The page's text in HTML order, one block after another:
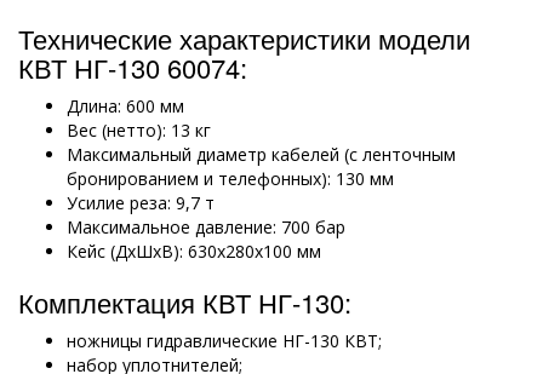
Технические характеристики модели
КВТ НГ-130 60074:
Длина: 600 мм
Вес (нетто): 13 кг
Максимальный диаметр кабелей (с ленточным
бронированием и телефонных): 130 мм
Усилие реза: 9,7 т
Максимальное давление: 700 бар
Кейс (ДхШхВ): 630х280х100 мм
Комплектация КВТ НГ-130:
ножницы гидравлические НГ-130 КВТ;
набор уплотнителей;